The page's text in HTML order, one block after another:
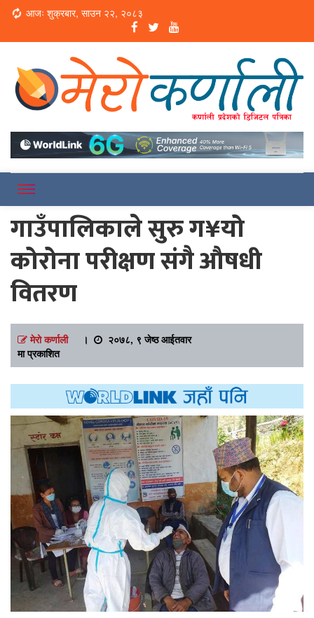
Loading...
आजः शुक्रबार, साउन २२, २०८३
Merokarnali
गाउँपालिकाले सुरु ग¥यो
कोरोना परीक्षण संगै औषधी
वितरण
मेरो कर्णाली।
२०७८, ९ जेष्ठ आईतवार
मा प्रकाशित